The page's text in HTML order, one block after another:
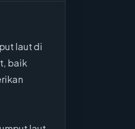
laut di
baik